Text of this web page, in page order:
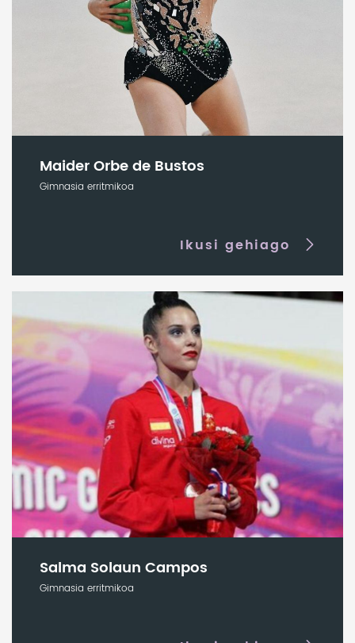
Maider Orbe de Bustos
Gimnasia erritmikoa
Ikusi gehiago
Salma Solaun Campos
Gimnasia erritmikoa